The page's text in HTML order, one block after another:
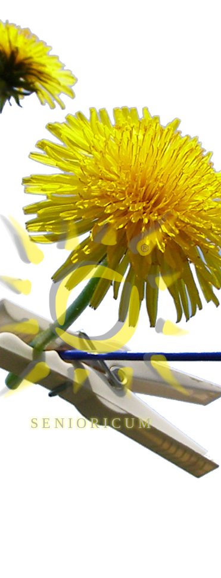
S E N I O R I C U M